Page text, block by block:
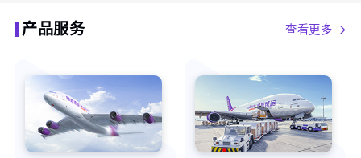
产品服务 查看更多